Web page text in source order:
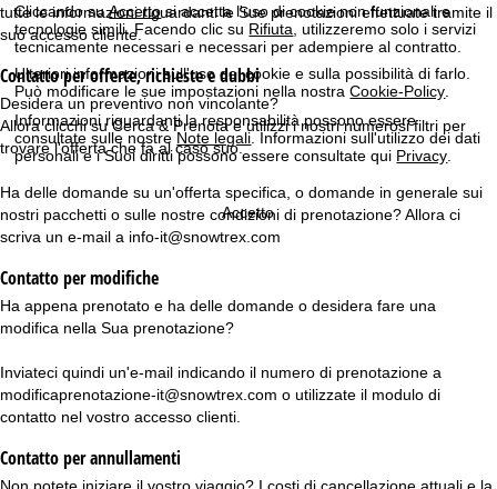
Cliccando suAccettosi accetta l'uso di cookie non funzionali e
tecnologie simili. Facendo clic su Rifiuta , utilizzeremo solo i servizi
tecnicamente necessari e necessari per adempiere al contratto.
Ulteriori informazioni sull'uso dei cookie e sulla possibilità di farlo.
Può modificare le sue impostazioni nella nostraCookie-Policy
Informazioni riguardanti la responsabilità possono essere
consultate sulle nostre Note legali . Informazioni sull'utilizzo dei dati
personali e i Suoi diritti possono essere consultate qui Privacy
Accetto
p
g
e
tutte le informazioni riguardanti le Sue prenotazioni effettuate tramite il
suoaccesso cliente.
Contatto per offerte, richieste e dubbi
Desidera un preventivo non vincolante?
Allora clicchi suCerca & Prenotae utilizzi i nostri numerosi filtri per
trovare l'offerta che fa al caso suo.
Ha delle domande su un'offerta specifica, o domande in generale sui
nostri pacchetti o sulle nostre condizioni di prenotazione? Allora ci
scriva un e-mail a info-it@snowtrex.com
Contatto per modifiche
Ha appena prenotato e ha delle domande o desidera fare una
modifica nella Sua prenotazione?
Inviateci quindi un'e-mail indicando il numero di prenotazione a
modificaprenotazione-it@snowtrex.com o utilizzate il modulo di
contatto nel vostro accesso clienti
Contatto per annullamenti